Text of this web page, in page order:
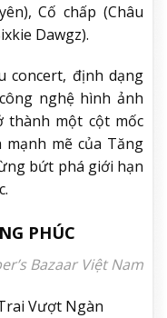
Cố chấp (Châu
Dawgz).
concert, định dạng
nghệ hình ảnh
thành một cột mốc
mẽ của Tăng
bứt phá giới hạn
PHÚC
Bazaar Việt Nam
Vượt Ngàn